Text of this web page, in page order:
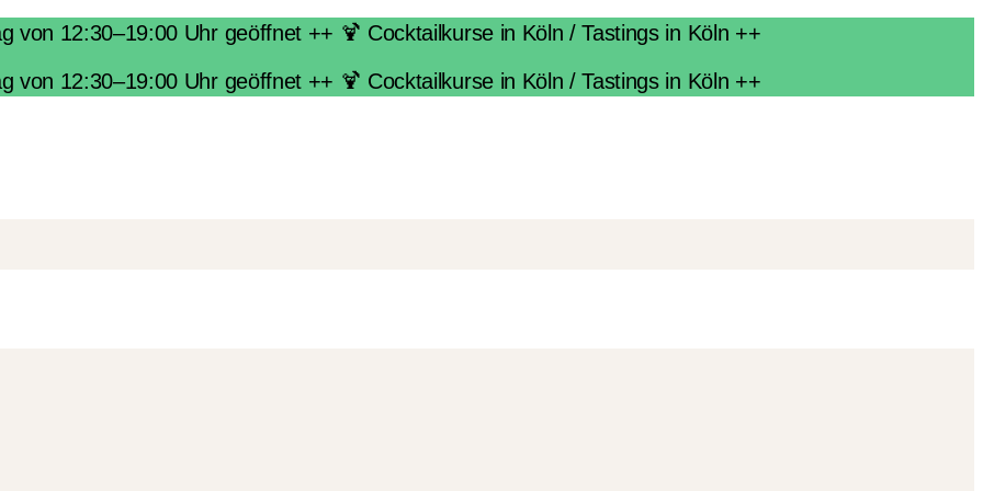
von 12:30–19:00 Uhr geöffnet ++ 🍹 Cocktailkurse in Köln / Tastings in Köln ++
von 12:30–19:00 Uhr geöffnet ++ 🍹 Cocktailkurse in Köln / Tastings in Köln ++